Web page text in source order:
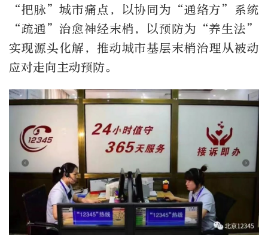
“把脉”城市痛点，以协同为“通络方”系统
“疏通”治愈神经末梢，以预防为“养生法”
实现源头化解，推动城市基层末梢治理从被动
应对走向主动预防。